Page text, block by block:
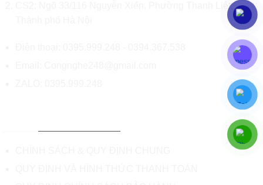
CS2: Ngõ 33/116 Nguyễn Xiển, Phường Thanh Liệt,